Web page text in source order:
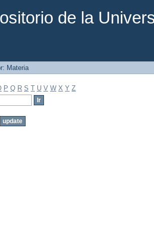
de la
Materia
P Q R S T U V W X Y Z